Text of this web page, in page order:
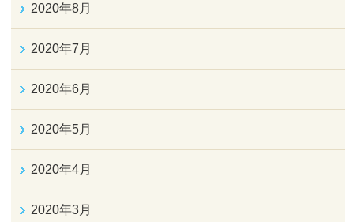
2020年8月
2020年7月
2020年6月
2020年5月
2020年4月
2020年3月